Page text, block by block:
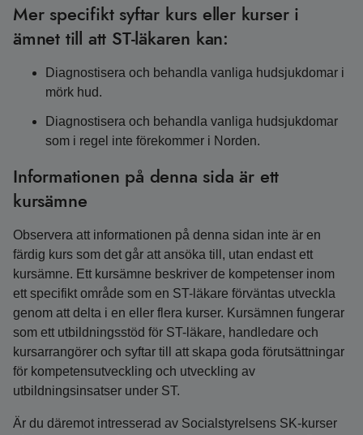
Mer specifikt syftar kurs eller kurser i
ämnet till att ST-läkaren kan:
Diagnostisera och behandla vanliga hudsjukdomar i
mörk hud.
Diagnostisera och behandla vanliga hudsjukdomar
som i regel inte förekommer i Norden.
Informationen på denna sida är ett
kursämne
Observera att informationen på denna sidan inte är en
färdig kurs som det går att ansöka till, utan endast ett
kursämne. Ett kursämne beskriver de kompetenser inom
ett specifikt område som en ST-läkare förväntas utveckla
genom att delta i en eller flera kurser. Kursämnen fungerar
som ett utbildningsstöd för ST-läkare, handledare och
kursarrangörer och syftar till att skapa goda förutsättningar
för kompetensutveckling och utveckling av
utbildningsinsatser under ST.
Är du däremot intresserad av Socialstyrelsens SK-kurser